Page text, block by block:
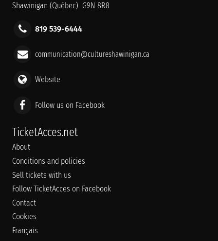
Shawinigan (Québec) G9N 8R8
819 539-6444
communication@cultureshawinigan.ca
Website
Follow us on Facebook
TicketAcces.net
About
Conditions and policies
Sell tickets with us
Follow TicketAcces on Facebook
Contact
Cookies
Français